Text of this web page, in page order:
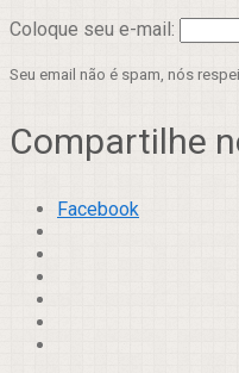
Coloque seu e-mail:
Seu email não é spam, nós
Compartilhe
Facebook